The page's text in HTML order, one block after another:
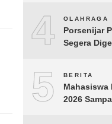
4 OLAHRAGA
Porsenijar
Segera
5 BERITA
Mahasiswa
2026